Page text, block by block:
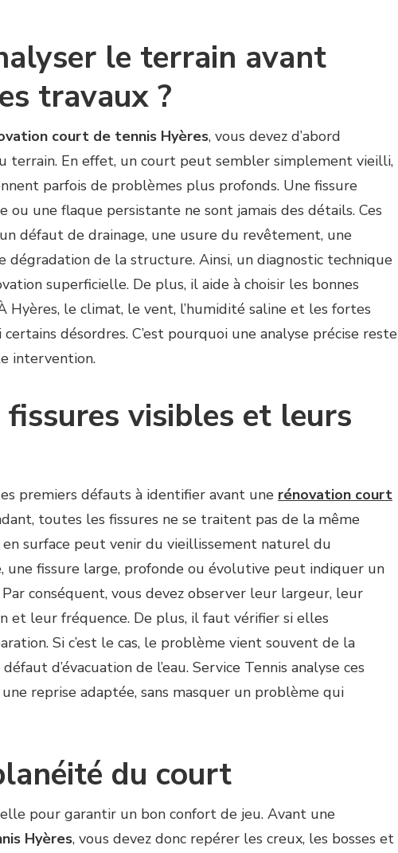
le terrain avant
travaux ?
court de tennis Hyères, vous devez d’abord
terrain. En effet, un court peut sembler simplement vieilli,
parfois de problèmes plus profonds. Une fissure
ou une flaque persistante ne sont jamais des détails. Ces
défaut de drainage, une usure du revêtement, une
dégradation de la structure. Ainsi, un diagnostic technique
superficielle. De plus, il aide à choisir les bonnes
Hyères, le climat, le vent, l’humidité saline et les fortes
désordres. C’est pourquoi une analyse précise reste
intervention.
fissures visibles et leurs
premiers défauts à identifier avant une rénovation court
toutes les fissures ne se traitent pas de la même
en surface peut venir du vieillissement naturel du
une fissure large, profonde ou évolutive peut indiquer un
conséquent, vous devez observer leur largeur, leur
et leur fréquence. De plus, il faut vérifier si elles
Si c’est le cas, le problème vient souvent de la
d’évacuation de l’eau. Service Tennis analyse ces
reprise adaptée, sans masquer un problème qui
du court
pour garantir un bon confort de jeu. Avant une
Hyères, vous devez donc repérer les creux, les bosses et